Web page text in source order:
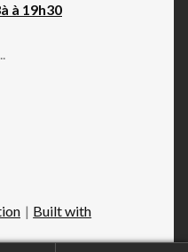
à 19h30
Built with